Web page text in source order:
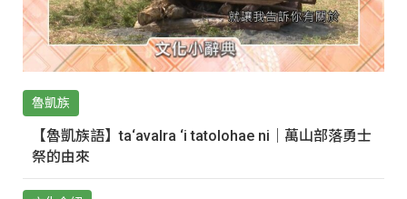
魯凱族
【魯凱族語】ta‘avalra ‘i tatolohae ni｜萬山部落勇士
祭的由來